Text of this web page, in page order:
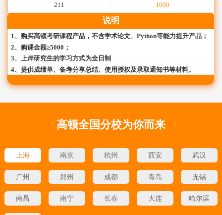
211
1000
说明
1、购买高顿考研课程产品，不含学术论文、Python等能力提升产品；
2、购课金额≥5000；
3、上岸研究生的学习方式为全日制
4、提供成绩单、备考分享总结、使用授权及录取通知书等材料。
高顿全国分校为你而来
上海 南京 杭州 西安 武汉
广州 郑州 成都 青岛 无锡
南昌 南宁 长春 大连 哈尔滨